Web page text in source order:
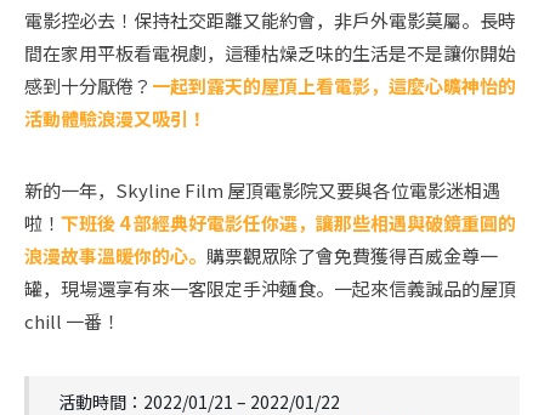
電影控必去！保持社交距離又能約會，非戶外電影莫屬。長時
間在家用平板看電視劇，這種枯燥乏味的生活是不是讓你開始
感到十分厭倦？ 一起到露天的屋頂上看電影，這麼心曠神怡的
活動體驗浪漫又吸引！
新的一年，Skyline Film 屋頂電影院又要與各位電影迷相遇
啦！ 下班後 4 部經典好電影任你選，讓那些相遇與破鏡重圓的
浪漫故事溫暖你的心。 購票觀眾除了會免費獲得百威金尊一
罐，現場還享有來一客限定手沖麵食。一起來信義誠品的屋頂
chill 一番！
活動時間：2022/01/21 – 2022/01/22